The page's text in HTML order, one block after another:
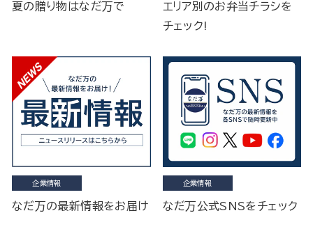
夏の贈り物はなだ万で
エリア別のお弁当チラシを
チェック!
企業情報
なだ万の最新情報をお届け
企業情報
なだ万公式SNSをチェック